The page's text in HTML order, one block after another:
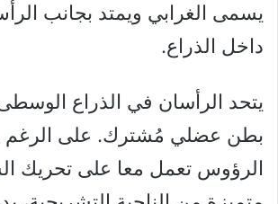
يسمى الغرابي ويمتد بجانب
داخل الذراع.
يتحد الرأسان في الذراع
بطن عضلي مُشترك. على الرغم
الرؤوس تعمل معا على تحريك